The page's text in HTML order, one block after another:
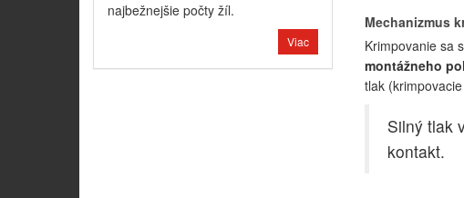
najbežnejšie počty žíl.
Viac
Mechanizmus
Krimpovanie sa
montážneho
tlak
Silný tlak
kontakt.